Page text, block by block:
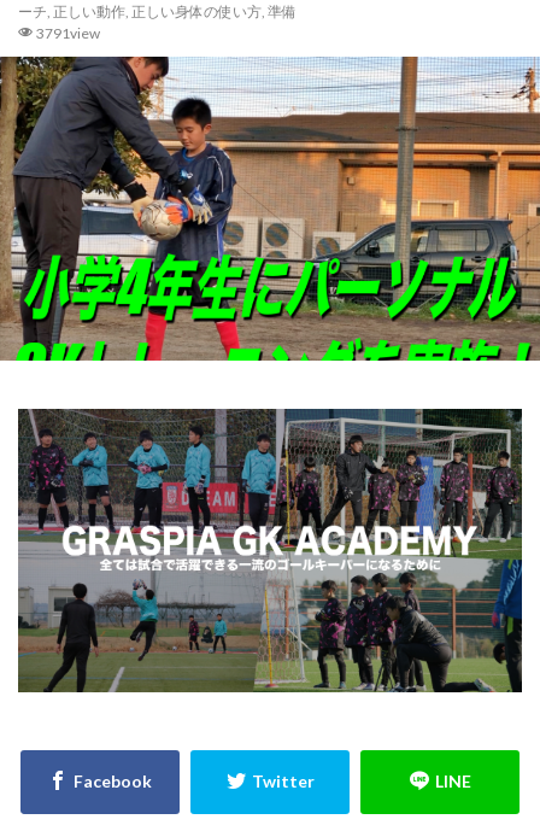
ーチ, 正しい動作, 正しい身体の使い方, 準備
3791viewhosoccer
iPhone JFA
Jヴィレッジ
McDavid NIKE
NTC
NTC U-14
Rugby School
Thailand international youth Cup
TJY
Twitter
U-14
urawareds Xブロック
YouTube
YOUは何しに日本へ
ところざわさくらタウン
なでしこ
ゆるトレ
アウトプット
アジリティー
アタック
アトレティコ・マドリード
アリソン・ベッカ
アリソン・ベッカー
アルコルコン
アルビレックス新潟
イタリア
エレボス
オブラク
カイザースラウテルン
カンテラ
キック キャッチング
キャンプ
キーパーグローブ
キーパーコーチ
キーパースクール
ギシさん
ギラヴァンツ
ギラヴァンツ北九州
クラブチーム
クロス
クロスステップ
クロスボール
クールジャパン
グラスピア
グローバルエリート
コラプシング
コンサドーレ札幌
コーチング
ゴールキーパ
ゴールデンエイジ
サイドステップ
サイドボレー
サッカー少年
サッカー留学
ザスパクサツ群馬U-15